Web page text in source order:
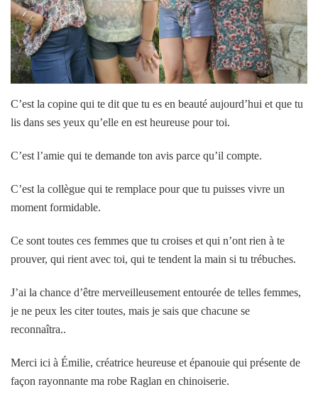
C’est la copine qui te dit que tu es en beauté aujourd’hui et que tu
lis dans ses yeux qu’elle en est heureuse pour toi.
C’est l’amie qui te demande ton avis parce qu’il compte.
C’est la collègue qui te remplace pour que tu puisses vivre un
moment formidable.
Ce sont toutes ces femmes que tu croises et qui n’ont rien à te
prouver, qui rient avec toi, qui te tendent la main si tu trébuches.
J’ai la chance d’être merveilleusement entourée de telles femmes,
je ne peux les citer toutes, mais je sais que chacune se
reconnaîtra..
Merci ici à Émilie, créatrice heureuse et épanouie qui présente de
façon rayonnante ma robe Raglan en chinoiserie.